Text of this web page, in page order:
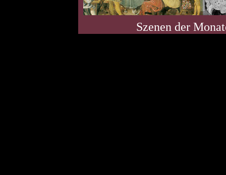
Szenen der